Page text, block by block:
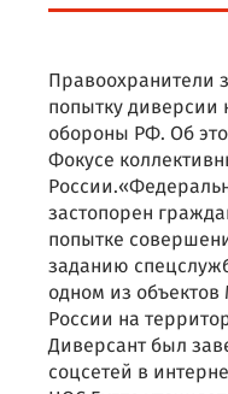
Правоохранители
попытку диверсии
обороны РФ. Об
Фокусе
застопорен
попытке
заданию
одном из
России на
Диверсант был
соцсетей в